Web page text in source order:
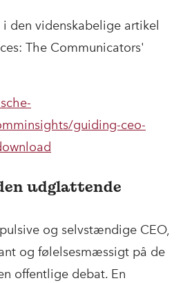
den videnskabelige artikel
The Communicators'
guiding-ceo-
udglattende
og selvstændige CEO,
og følelsesmæssigt på de
offentlige debat. En